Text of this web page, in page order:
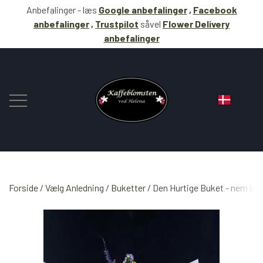
Anbefalinger - læs Google anbefalinger, Facebook
anbefalinger , Trustpilot såvel Flower Delivery
anbefalinger
BLOMSTER
KAFFE
Forside Vælg Anledning Buketter Den Hurtige Buket - nem